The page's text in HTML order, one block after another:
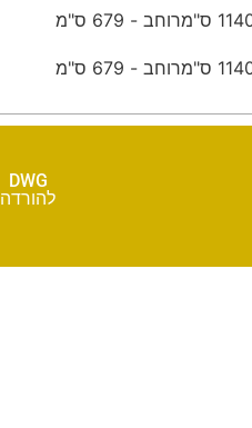
רוחב - 679 ס"מ
רוחב - 679 ס"מ
DWG
להורדה